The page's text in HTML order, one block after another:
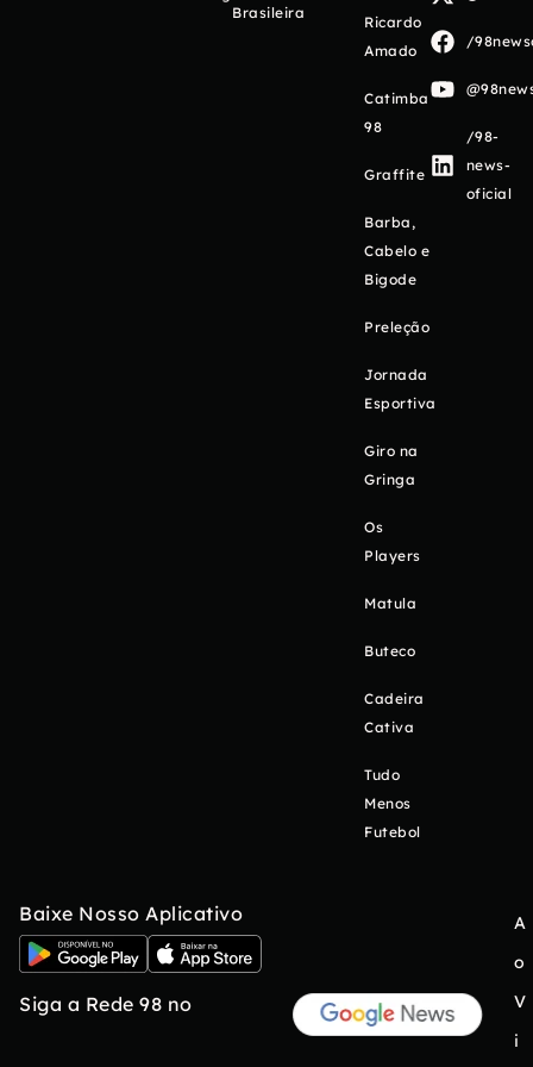
Brasileira
Ricardo
Amado
Catimba
98
Graffite
Barba,
Cabelo e
Bigode
Preleção
Jornada
Esportiva
Giro na
Gringa
Os
Players
Matula
Buteco
Cadeira
Cativa
Tudo
Menos
Futebol
/
/98-
news-
oficial
Baixe Nosso Aplicativo
Siga a Rede 98 no
A
o
V
i